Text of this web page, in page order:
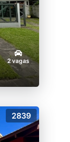
2 vagas
2839